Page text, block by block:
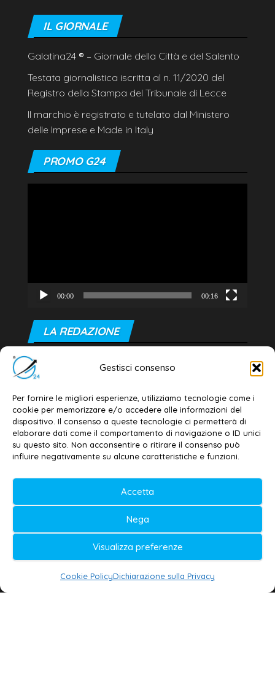
Gestisci consenso
Per fornire le migliori esperienze, utilizziamo tecnologie come i
cookie per memorizzare e/o accedere alle informazioni del
dispositivo. Il consenso a queste tecnologie ci permetterà di
elaborare dati come il comportamento di navigazione o ID unici
su questo sito. Non acconsentire o ritirare il consenso può
influire negativamente su alcune caratteristiche e funzioni.
Accetta
Nega
Visualizza preferenze
Cookie PolicyDichiarazione sulla Privacy
IL GIORNALE
Galatina24 ® – Giornale della Città e del Salento
Testata giornalistica iscritta al n. 11/2020 del
Registro della Stampa del Tribunale di Lecce
Il marchio è registrato e tutelato dal Ministero
delle Imprese e Made in Italy
PROMO G24
00:00 00:16
LA REDAZIONE
Editore e direttore responsabile:
Dott. Daniele G. Masciullo
Email: redazione@galatina24.it
Contatti –Disclaimer
Privacy policy –Cookie policy
Testata iscritta al n. 11/2020 Registro della
Stampa Tribunale di Lecce
Editore e direttore responsabile:
Daniele G. Masciullo